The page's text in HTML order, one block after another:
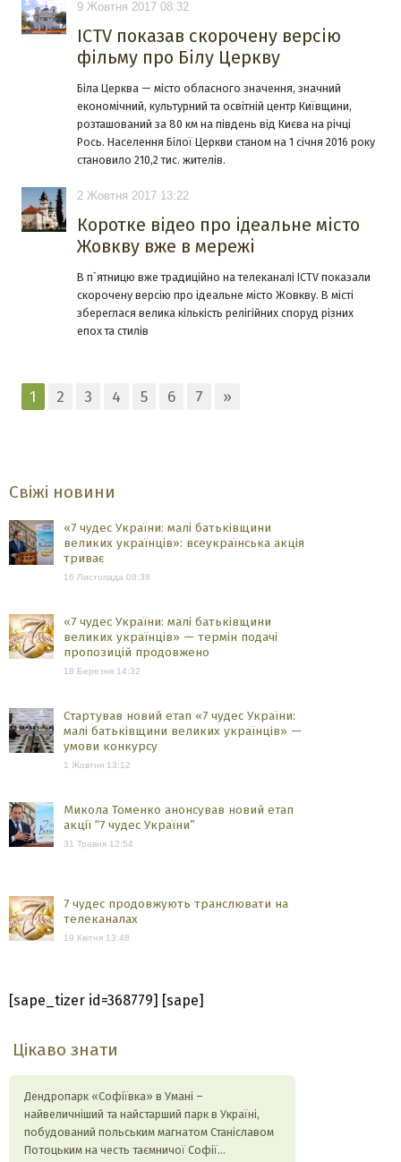
9 Жовтня 2017 08:32
ICTV показав скорочену версію
фільму про Білу Церкву
Біла Церква — місто обласного значення, значний
економічний, культурний та освітній центр Київщини,
розташований за 80 км на південь від Києва на річці
Рось. Населення Білої Церкви станом на 1 січня 2016 року
становило 210,2 тис. жителів.
2 Жовтня 2017 13:22
Коротке відео про ідеальне місто
Жовкву вже в мережі
В п`ятницю вже традиційно на телеканалі ICTV показали
скорочену версію про ідеальне місто Жовкву. В місті
збереглася велика кількість релігійних споруд різних
епох та стилів
1 2 3 4 5 6 7 »
Свіжі новини
«7 чудес України: малі батьківщини
великих українців»: всеукраїнська акція
триває
16 Листопада 08:38
«7 чудес України: малі батьківщини
великих українців» — термін подачі
пропозицій продовжено
18 Березня 14:32
Стартував новий етап «7 чудес України:
малі батьківщини великих українців» —
умови конкурсу
1 Жовтня 13:12
Микола Томенко анонсував новий етап
акції “7 чудес України”
31 Травня 12:54
7 чудес продовжують транслювати на
телеканалах
19 Квітня 13:48
[sape_tizer id=368779] [sape]
Цікаво знати
Дендропарк «Софіївка» в Умані –
найвеличніший та найстарший парк в Україні,
побудований польським магнатом Станіславом
Потоцьким на честь таємничої Софії…